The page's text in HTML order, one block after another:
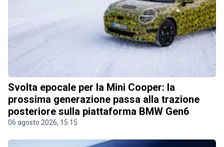
Svolta epocale per la Mini Cooper: la
prossima generazione passa alla trazione
posteriore sulla piattaforma BMW Gen6
06 agosto 2026, 15.15